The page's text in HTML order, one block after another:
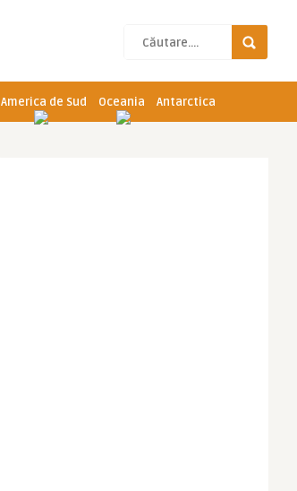
America de Sud Oceania Antarctica